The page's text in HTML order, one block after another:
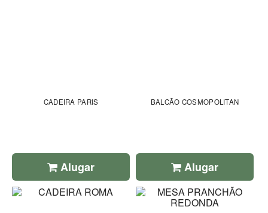
CADEIRA PARIS
Alugar
BALCÃO COSMOPOLITAN
Alugar